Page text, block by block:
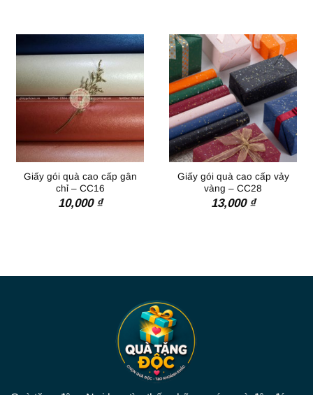
Giấy gói quà cao cấp gân
chỉ – CC16
10,000 ₫
Giấy gói quà cao cấp vảy
vàng – CC28
13,000 ₫